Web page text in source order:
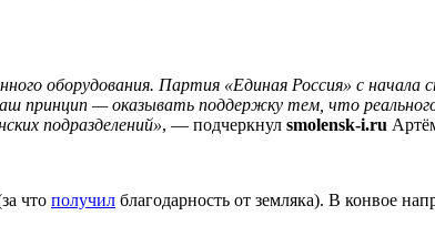
оборудования. Партия «Единая Россия» с начала
— оказывать поддержку тем, что реального
подразделений», — подчеркнул smolensk-i.ru
что получил благодарность от земляка). В конвое